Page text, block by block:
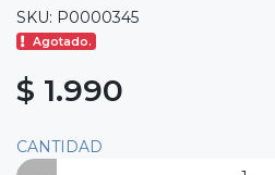
SKU: P0000345
Agotado.
$ 1.990
CANTIDAD